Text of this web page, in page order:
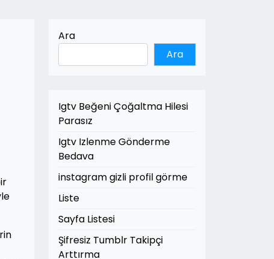
Ara
Ara
Igtv Beğeni Çoğaltma Hilesi
Parasız
Igtv Izlenme Gönderme
Bedava
instagram gizli profil görme
Liste
Sayfa Listesi
Şifresiz Tumblr Takipçi
Arttırma